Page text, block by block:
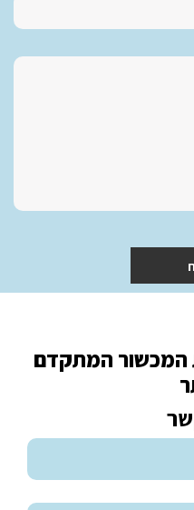
המכשור המתקדם